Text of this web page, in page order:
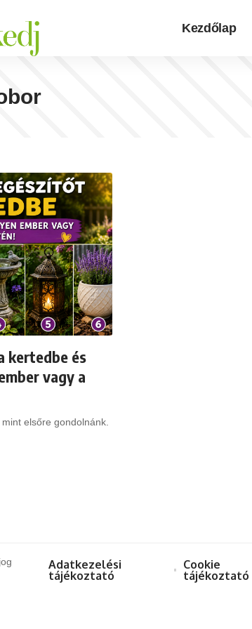
Kezdőlap
kertedbe és
vagy a
elsőre gondolnánk.
Adatkezelési
tájékoztató
Cookie
tájékoztató